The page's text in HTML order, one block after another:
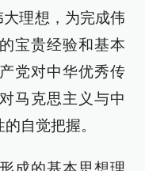
理想，为完成伟
宝贵经验和基本
党对中华优秀传
马克思主义与中
自觉把握。